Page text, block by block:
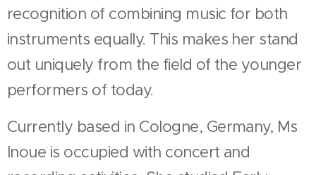
recognition of combining music for both
instruments equally. This makes her stand
out uniquely from the field of the younger
performers of today.
Currently based in Cologne, Germany, Ms
Inoue is occupied with concert and